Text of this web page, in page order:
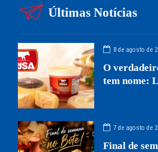
Últimas Notícias
8 de agosto de
O
tem nome:
7 de agosto de
Final de